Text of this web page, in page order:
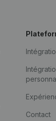
Contact